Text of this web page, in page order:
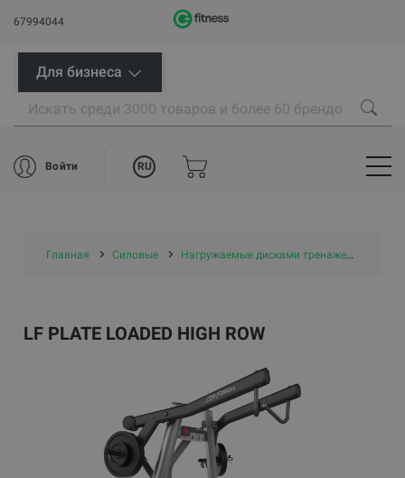
67994044
Для бизнеса
Войти RU
Главная Силовые Нагружаемые дисками тренажеры
LF PLATE LOADED HIGH ROW